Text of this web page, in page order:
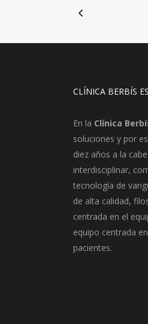
CLÍNICA BERBÍS
En la Clínica
soluciones y por
diez años a la
interdisciplinar,
tecnología de
de alta calidad,
centrada en el
equipo centrada
pacientes.